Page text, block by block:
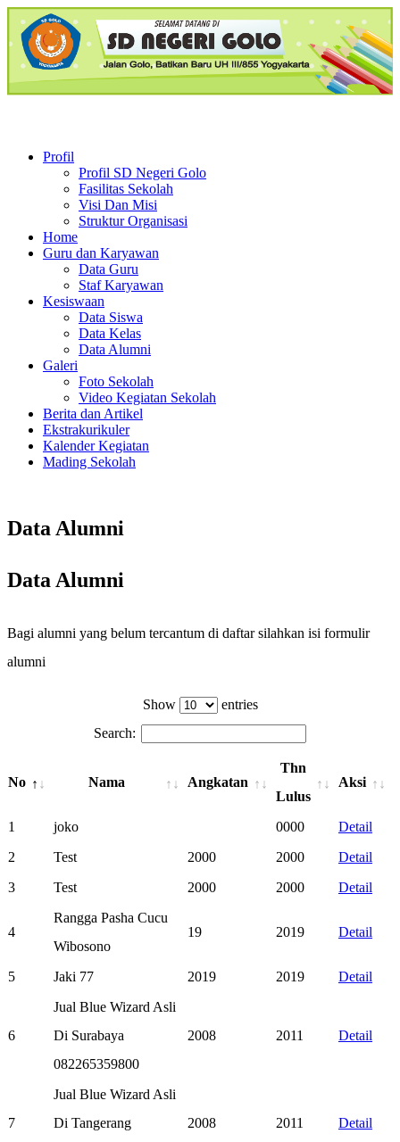
Profil
Profil SD Negeri Golo
Fasilitas Sekolah
Visi Dan Misi
Struktur Organisasi
Home
Guru dan Karyawan
Data Guru
Staf Karyawan
Kesiswaan
Data Siswa
Data Kelas
Data Alumni
Galeri
Foto Sekolah
Video Kegiatan Sekolah
Berita dan Artikel
Ekstrakurikuler
Kalender Kegiatan
Mading Sekolah
Data Alumni
Data Alumni
Bagi alumni yang belum tercantum di daftar silahkan isi formulir
alumni
Show
entries
Search:
No Nama Angkatan
Thn
Lulus
Aksi
1 joko 0000
Detail
2
Test 2000 2000
Detail
3
Test 2000 2000 Detail
4
Rangga Pasha Cucu
Wibosono
19 2019 Detail
5 Jaki 77 2019 2019 Detail
6
Jual Blue Wizard Asli
Di Surabaya
082265359800
2008 2011 Detail
7
Jual Blue Wizard Asli
Di Tangerang
2008 2011 Detail